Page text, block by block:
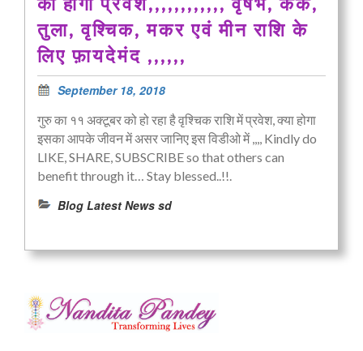
तुला, वृश्चिक, मकर एवं मीन राशि के
लिए फ़ायदेमंद ,,,,,,
September 18, 2018
गुरु का ११ अक्टूबर को हो रहा है वृश्चिक राशि में प्रवेश, क्या होगा
इसका आपके जीवन में असर जानिए इस विडीओ में ,,,, Kindly do
LIKE, SHARE, SUBSCRIBE so that others can
benefit through it… Stay blessed..!!.
Blog Latest News sd